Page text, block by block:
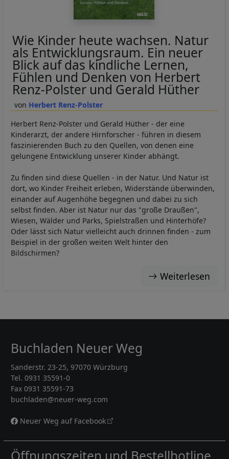
Herbert Renz-Polster
Wie Kinder heute wachsen. Natur
als Entwicklungsraum. Ein neuer
Blick auf das kindliche Lernen,
Fühlen und Denken von Herbert
Renz-Polster und Gerald Hüther
Herbert Renz-Polster und Gerald Hüther - der eine
Kinderarzt, der andere Hirnforscher - führen in diesem
faszinierenden Buch zu den Quellen, von denen eine
gelungene Entwicklung unserer Kinder abhängt.
Zu finden sind diese Quellen - in der Natur. Und Natur ist
dort, wo Kinder Freiheit erleben, Widerstände überwinden,
einander auf Augenhöhe begegnen und dabei zu sich
selbst finden. Aber ist Natur nur das "große Draußen",
Wiesen, Wälder und Parks, Spielstraßen und Hinterhöfe?
Oder lässt sich Natur vielleicht auch drinnen finden - zum
Beispiel in der großen weiten Welt hinter den
Bildschirmen?
Weiterlesen
Buchladen Neuer Weg
Sanderstr. 23-25, 97070 Würzburg
Tel. 0931 35591-0
Fax 0931 35591-73
buchladen@neuer-weg.com
Neuer Weg auf Facebook